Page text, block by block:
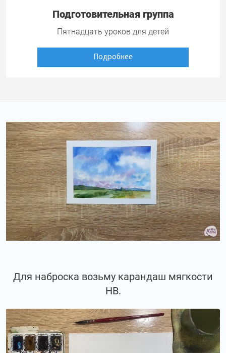
Подготовительная группа
Пятнадцать уроков для детей
Подробнее
Для наброска возьму карандаш мягкости
НВ.